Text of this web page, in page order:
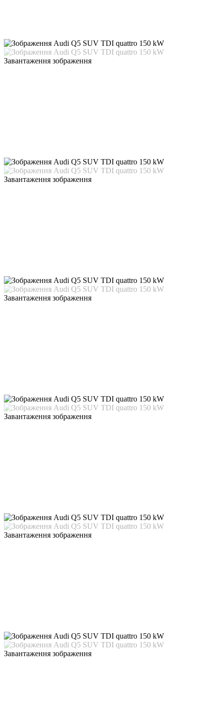
Завантаження зображення
Завантаження зображення
Завантаження зображення
Завантаження зображення
Завантаження зображення
Завантаження зображення